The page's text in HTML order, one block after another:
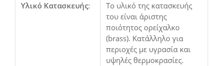
Υλικό Κατασκευής:
Το υλικό της κατασκευής
του είναι άριστης
ποιότητος ορείχαλκο
(brass). Κατάλληλο για
περιοχές με υγρασία και
υψηλές θερμοκρασίες.